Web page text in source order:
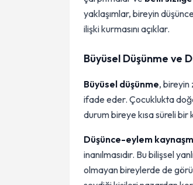
yaklaşımlar, bireyin
ilişki kurmasını açıklar.
Büyüsel Düşünme ve
Büyüsel düşünme, bireyin
ifade eder. Çocuklukta
durum bireye kısa süreli
Düşünce-eylem
inanılmasıdır. Bu bilişsel
olmayan bireylerde de